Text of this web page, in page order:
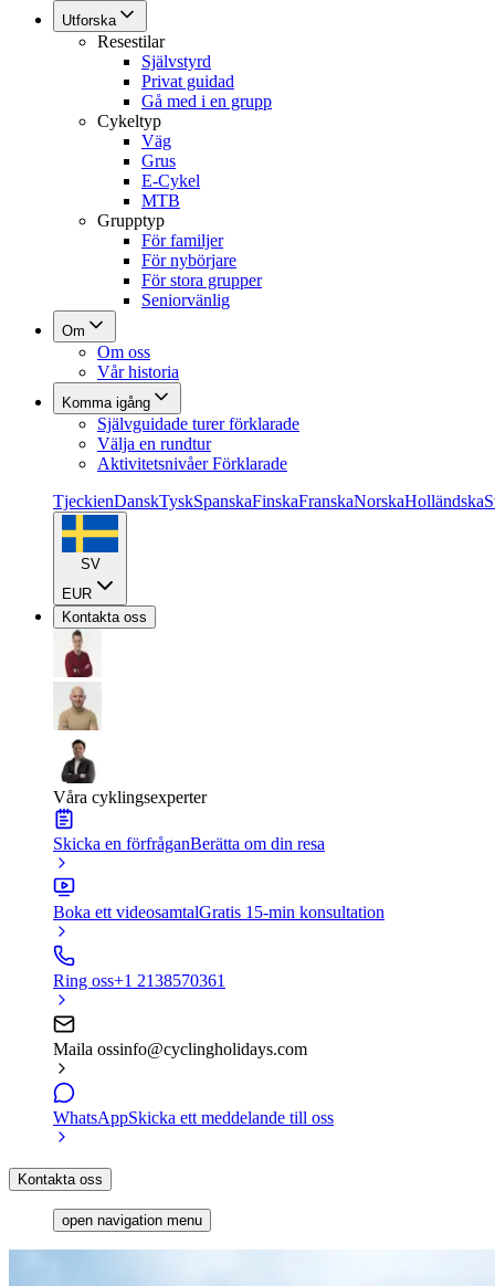
Utforska
Resestilar
Självstyrd
Privat guidad
Gå med i en grupp
Cykeltyp
Väg
Grus
E-Cykel
MTB
Grupptyp
För familjer
För nybörjare
För stora grupper
Seniorvänlig
Om
Om oss
Vår historia
Komma igång
Självguidade turer förklarade
Välja en rundtur
Aktivitetsnivåer Förklarade
TjeckienDanskTyskSpanskaFinskaFranskaNorskaHolländska
SV
EUR
Kontakta oss
Våra cyklingsexperter
Skicka en förfråganBerätta om din resa
Boka ett videosamtalGratis 15-min konsultation
Ring oss+1 2138570361
Maila ossinfo@cyclingholidays.com
WhatsAppSkicka ett meddelande till oss
Kontakta oss
open navigation menu